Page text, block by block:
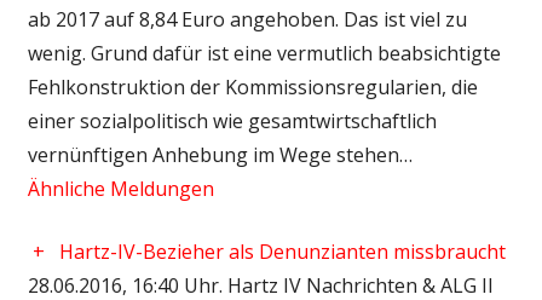
ab 2017 auf 8,84 Euro angehoben. Das ist viel zu
wenig. Grund dafür ist eine vermutlich beabsichtigte
Fehlkonstruktion der Kommissionsregularien, die
einer sozialpolitisch wie gesamtwirtschaftlich
vernünftigen Anhebung im Wege stehen…
Ähnliche Meldungen
+
Hartz-IV-Bezieher als Denunzianten missbraucht
28.06.2016, 16:40 Uhr. Hartz IV Nachrichten & ALG II